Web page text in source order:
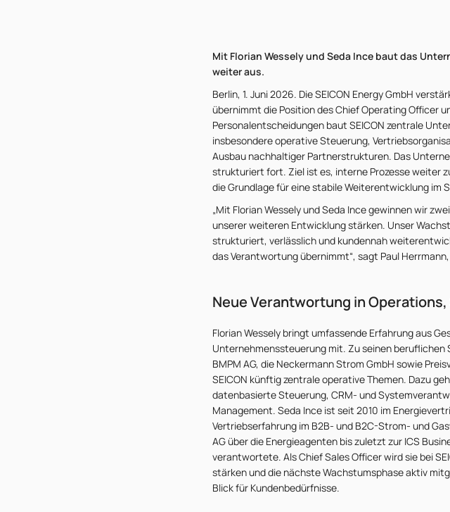
Mit Florian Wessely und Seda Ince baut das
weiter aus.
Berlin, 1. Juni 2026. Die SEICON Energy GmbH
übernimmt die Position des Chief Operating Officer
Personalentscheidungen baut SEICON zentrale
insbesondere operative Steuerung,
Ausbau nachhaltiger Partnerstrukturen. Das
strukturiert fort. Ziel ist es, interne Prozesse weiter
die Grundlage für eine stabile Weiterentwicklung im
„Mit Florian Wessely und Seda Ince gewinnen wir
unserer weiteren Entwicklung stärken. Unser
strukturiert, verlässlich und kundennah
das Verantwortung übernimmt“, sagt Paul Herrmann,
Neue Verantwortung in
Florian Wessely bringt umfassende Erfahrung aus
Unternehmenssteuerung mit. Zu seinen beruflichen
BMPM AG, die Neckermann Strom GmbH sowie
SEICON künftig zentrale operative Themen. Dazu
datenbasierte Steuerung, CRM- und
Management. Seda Ince ist seit 2010 im
Vertriebserfahrung im B2B- und B2C-Strom- und
AG über die Energieagenten bis zuletzt zur ICS
verantwortete. Als Chief Sales Officer wird sie bei
stärken und die nächste Wachstumsphase aktiv
Blick für Kundenbedürfnisse.